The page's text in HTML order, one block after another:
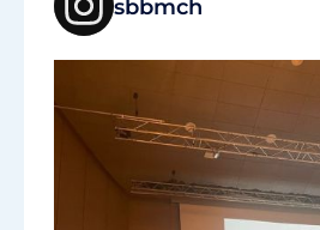
sbbmch